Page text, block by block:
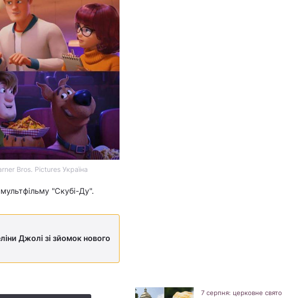
Bros. Pictures Україна
"Скубі-Ду".
Джолі зі зйомок нового
7 серпня: церковне свято